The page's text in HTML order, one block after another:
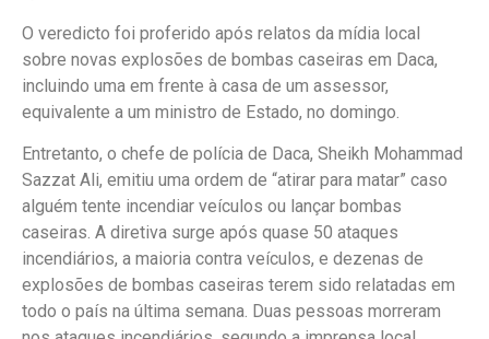
O veredicto foi proferido após relatos da mídia local
sobre novas explosões de bombas caseiras em Daca,
incluindo uma em frente à casa de um assessor,
equivalente a um ministro de Estado, no domingo.
Entretanto, o chefe de polícia de Daca, Sheikh Mohammad
Sazzat Ali, emitiu uma ordem de “atirar para matar” caso
alguém tente incendiar veículos ou lançar bombas
caseiras. A diretiva surge após quase 50 ataques
incendiários, a maioria contra veículos, e dezenas de
explosões de bombas caseiras terem sido relatadas em
todo o país na última semana. Duas pessoas morreram